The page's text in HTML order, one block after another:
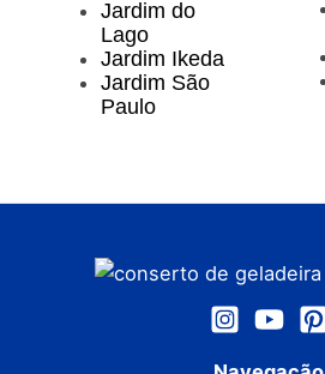
Jardim do
Lago
Jardim Ikeda
Jardim São
Paulo